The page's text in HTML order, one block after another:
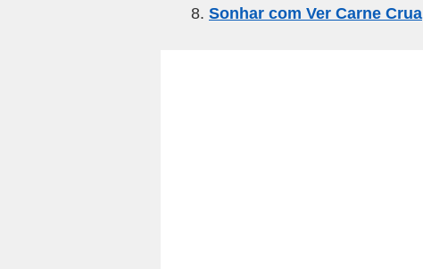
Sonhar com Ver Carne Crua